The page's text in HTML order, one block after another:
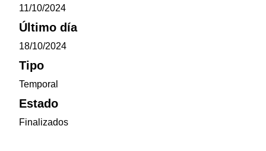
11/10/2024
Último día
18/10/2024
Tipo
Temporal
Estado
Finalizados